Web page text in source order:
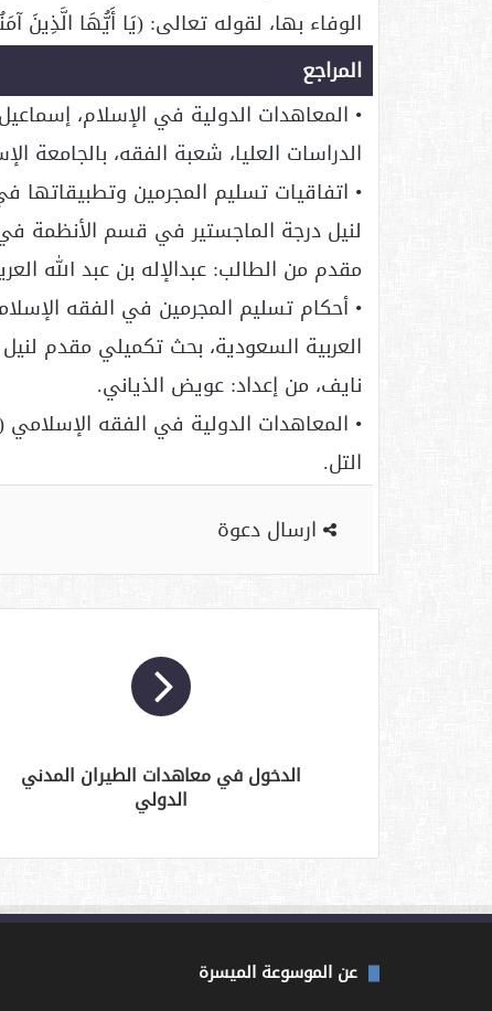
الوفاء بها، لقوله تعالى: (يَا أَيُّهَا الَّذِينَ
المراجع
• المعاهدات الدولية في الإسلام،
الدراسات العليا، شعبة الفقه، بالجامعة
• اتفاقيات تسليم المجرمين وتطبيقاتها
لنيل درجة الماجستير في قسم الأنظمة في
مقدم من الطالب: عبدالإله بن عبد الله
• أحكام تسليم المجرمين في الفقه
العربية السعودية، بحث تكميلي مقدم
نايف، من إعداد: عويض الذياني.
• المعاهدات الدولية في الفقه
التل.
ارسال دعوة
الدخول في معاهدات الطيران المدني
الدولي
عن الموسوعة الميسرة